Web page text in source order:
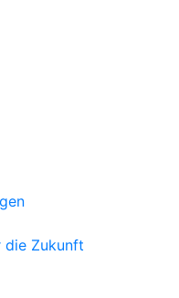
die Zukunft